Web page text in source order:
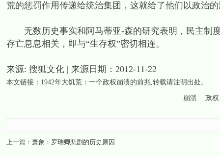
荒的惩罚作用传递给统治集团，这就给了他们以政治
无数历史事实和阿马蒂亚-森的研究表明，民主制
存亡息息相关，即与“生存权”密切相连。
来源: 搜狐文化 | 来源日期：2012-11-22
本文链接： 1942年大饥荒：一个政权崩溃的前兆,转载请注明出处。
崩溃 政权
上一篇： 萧象：罗瑞卿悲剧的历史原因